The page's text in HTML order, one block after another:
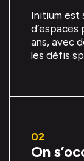
Initium est
d’espaces
ans, avec
les défis
On